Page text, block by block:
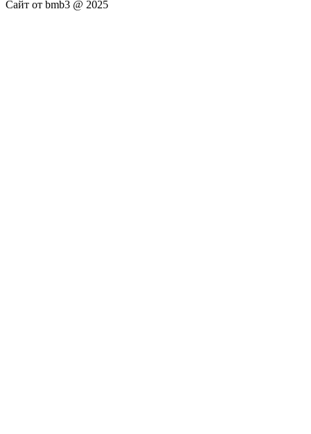
Сайт от bmb3 @ 2025